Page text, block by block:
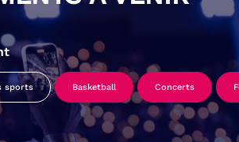
sports Basketball Concerts